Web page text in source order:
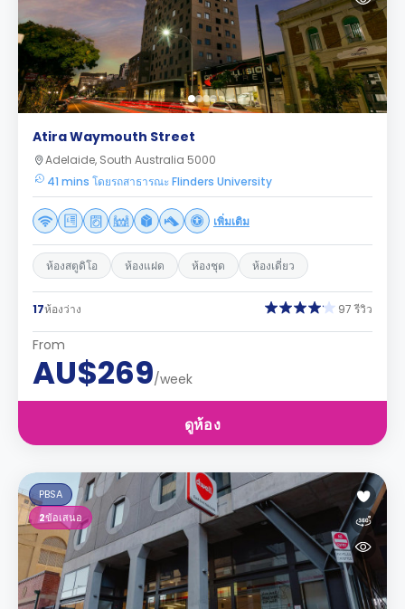
Atira Waymouth Street
Adelaide, South Australia 5000
41 mins โดยรถสาธารณะ Flinders University
เพิ่มเติม
ห้องสตูดิโอ ห้องแฝด ห้องชุด ห้องเดี่ยว
17ห้องว่าง 97 รีวิว
From
AU$269/week
ดูห้อง
PBSA
2ข้อเสนอ